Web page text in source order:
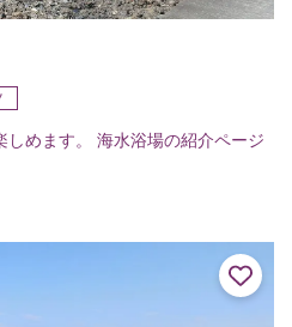
めます。 海水浴場の紹介ページ